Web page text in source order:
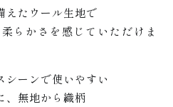
えたウール生地で
らかさを感じていただけま
シーンで使いやすい
、無地から織柄